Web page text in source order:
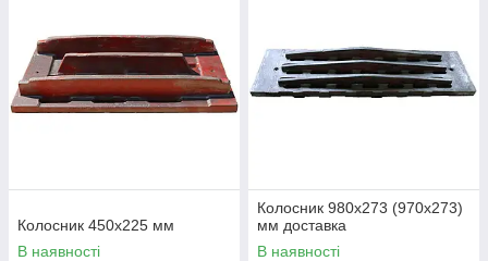
Колосник 450х225 мм
В наявності
Колосник 980х273 (970х273)
мм доставка
В наявності